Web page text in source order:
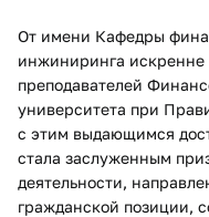
От имени Кафедры
инжиниринга искренне
преподавателей
университета при
с этим выдающимся
стала заслуженным
деятельности,
гражданской позиции,